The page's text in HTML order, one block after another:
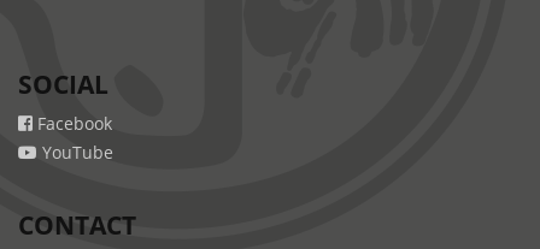
SOCIAL
Facebook
YouTube
CONTACT